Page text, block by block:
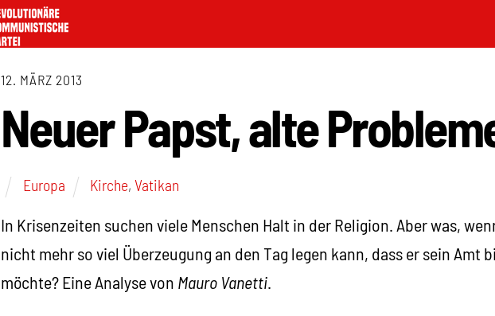
12. MÄRZ 2013
Neuer Papst, alte
Europa Kirche,Vatikan
In Krisenzeiten suchen viele Menschen Halt in der Religion. Aber was,
nicht mehr so viel Überzeugung an den Tag legen kann, dass er sein Amt
möchte? Eine Analyse von Mauro Vanetti.